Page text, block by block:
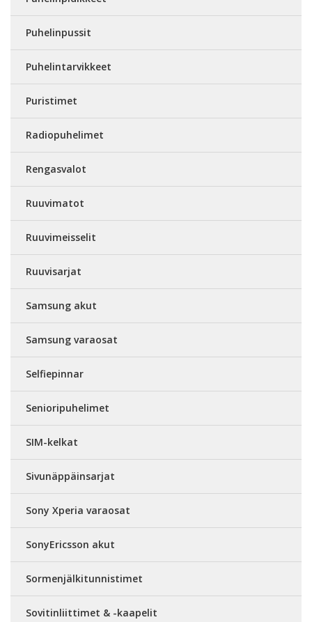
Puhelinpussit
Puhelintarvikkeet
Puristimet
Radiopuhelimet
Rengasvalot
Ruuvimatot
Ruuvimeisselit
Ruuvisarjat
Samsung akut
Samsung varaosat
Selfiepinnar
Senioripuhelimet
SIM-kelkat
Sivunäppäinsarjat
Sony Xperia varaosat
SonyEricsson akut
Sormenjälkitunnistimet
Sovitinliittimet & -kaapelit